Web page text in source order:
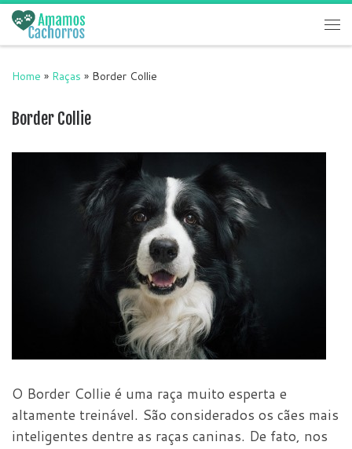
Skip to content
Home » Raças » Border Collie
Border Collie
O Border Collie é uma raça muito esperta e
altamente treinável. São considerados os cães mais
inteligentes dentre as raças caninas. De fato, nos